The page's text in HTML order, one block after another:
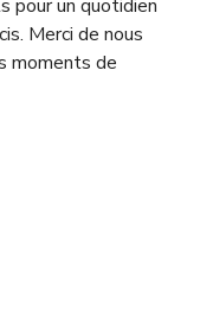
pour un quotidien
Merci de nous
moments de